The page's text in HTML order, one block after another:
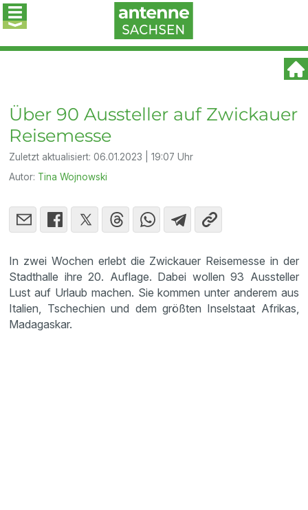
Über 90 Aussteller auf Zwickauer
Reisemesse
Zuletzt aktualisiert:06.01.2023 | 19:07 Uhr
Autor: Tina Wojnowski
In zwei Wochen erlebt die Zwickauer Reisemesse in der
Stadthalle ihre 20. Auflage. Dabei wollen 93 Aussteller
Lust auf Urlaub machen. Sie kommen unter anderem aus
Italien, Tschechien und dem größten Inselstaat Afrikas,
Madagaskar.